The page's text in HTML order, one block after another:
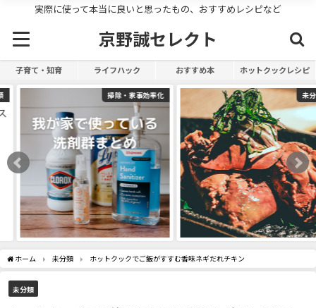
実際に使って本当に良いと思ったもの、おすすめレシピなど
京野誠セレクト
子育て・知育 ライフハック おすすめ本 ホットクックレシピ
掃除・家事効率化 未分類
ホーム 未分類 ホットクックでご飯がすすむ香味ネギだれチキン
未分類